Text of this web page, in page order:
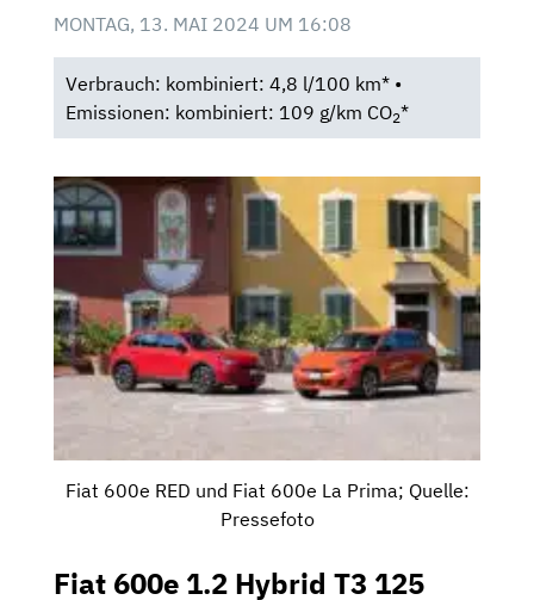
MONTAG, 13. MAI 2024 UM 16:08
Verbrauch: kombiniert: 4,8 l/100 km* •
Emissionen: kombiniert: 109 g/km CO2*
Fiat 600e RED und Fiat 600e La Prima; Quelle:
Pressefoto
Fiat 600e 1.2 Hybrid T3 125